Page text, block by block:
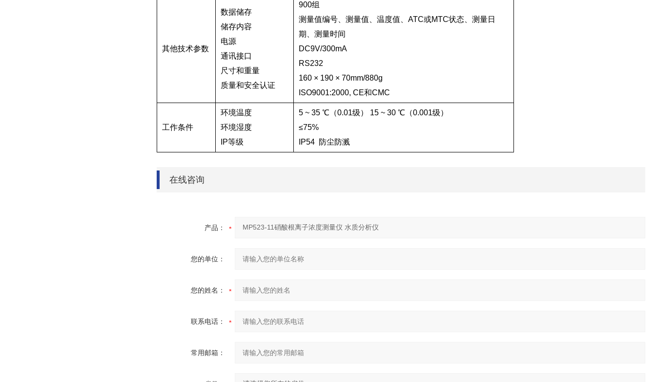
其他技术参数
数据储存
储存内容
电源
通讯接口
尺寸和重量
质量和安全认证
900组
测量值编号、测量值、温度值、ATC或MTC状态、测量日
期、测量时间
DC9V/300mA
RS232
160 × 190 × 70mm/880g
ISO9001:2000, CE和CMC
工作条件
环境温度
环境湿度
IP等级
5 ~ 35 ℃（0.01级） 15 ~ 30 ℃（0.001级）
≤75%
IP54 防尘防溅
在线咨询
产品：
您的单位：
您的姓名：
联系电话：
常用邮箱：